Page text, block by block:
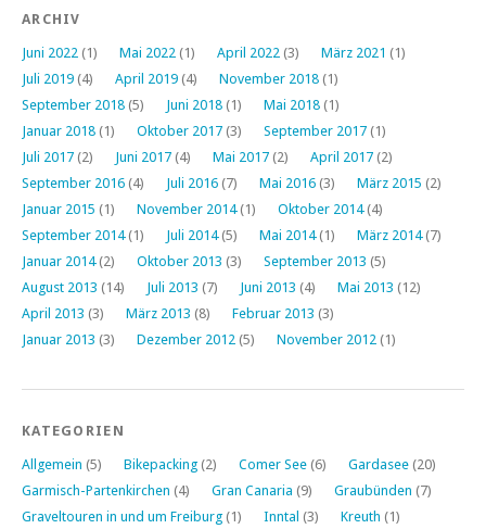
ARCHIV
Juni 2022 (1) Mai 2022 (1) April 2022 (3) März 2021 (1)
Juli 2019 (4) April 2019 (4) November 2018 (1)
September 2018 (5) Juni 2018 (1) Mai 2018 (1)
Januar 2018 (1) Oktober 2017 (3) September 2017 (1)
Juli 2017 (2) Juni 2017 (4) Mai 2017 (2) April 2017 (2)
September 2016 (4) Juli 2016 (7) Mai 2016 (3) März 2015 (2)
Januar 2015 (1) November 2014(1) Oktober 2014(4)
September 2014(1) Juli 2014(5) Mai 2014(1) März 2014(7)
Januar 2014(2) Oktober 2013 (3) September 2013 (5)
August 2013 (14) Juli 2013 (7) Juni 2013 (4) Mai 2013 (12)
April 2013 (3) März 2013 (8) Februar 2013 (3)
Januar 2013 (3) Dezember 2012 (5) November 2012 (1)
KATEGORIEN
Allgemein (5) Bikepacking (2) Comer See (6) Gardasee (20)
Garmisch-Partenkirchen (4) Gran Canaria (9) Graubünden (7)
Graveltouren in und um Freiburg (1) Inntal (3) Kreuth (1)